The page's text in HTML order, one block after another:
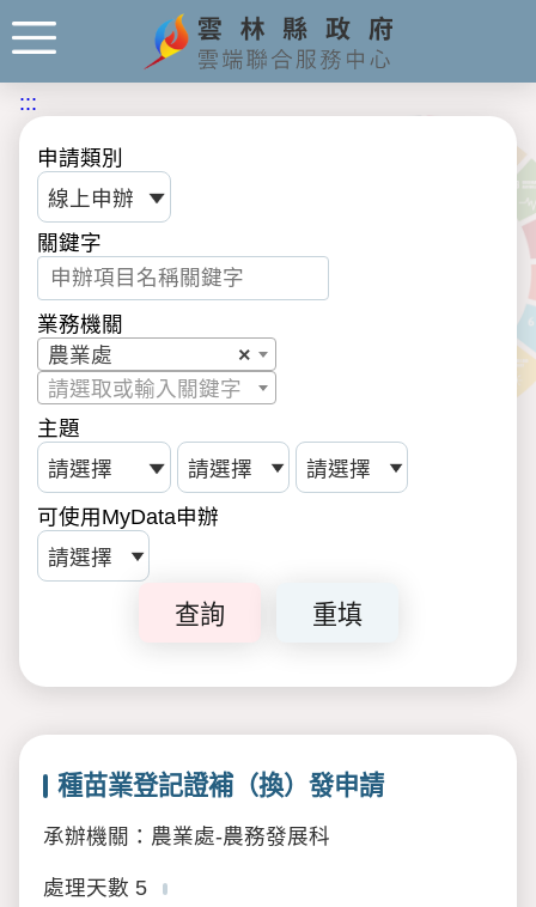
:::
申請類別
關鍵字
業務機關
×
農業處
請選取或輸入關鍵字
主題
可使用MyData申辦
查詢 重填
種苗業登記證補（換）發申請
承辦機關：農業處-農務發展科
處理天數 5